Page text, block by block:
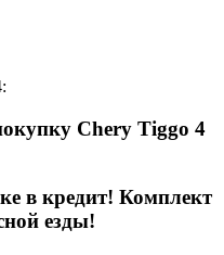
:
Chery Tiggo 4
в кредит! Комплект
езды!